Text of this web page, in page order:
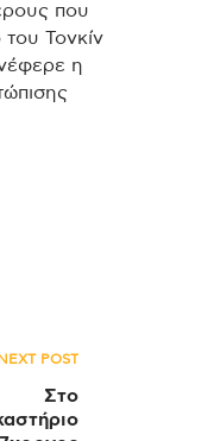
που
Τονκίν
η
NEXT POST
Στο